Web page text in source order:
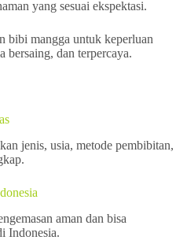
yang sesuai ekspektasi.
bibi mangga untuk keperluan
bersaing, dan terpercaya.
jenis, usia, metode pembibitan,
aman dan bisa
Indonesia.